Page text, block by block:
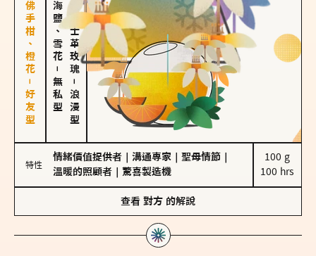
佛手柑、橙花－好友型 海鹽、雪花
－
無私型
大馬士革玫瑰
－
浪漫型
特性
情緒價值提供者 溝通專家 聖母情節
溫暖的照顧者
驚喜製造機
100 g
100 hrs
查看 對方 的解說